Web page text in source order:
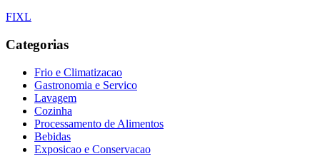
FIXL
Categorias
Frio e Climatizacao
Gastronomia e Servico
Lavagem
Cozinha
Processamento de Alimentos
Bebidas
Exposicao e Conservacao